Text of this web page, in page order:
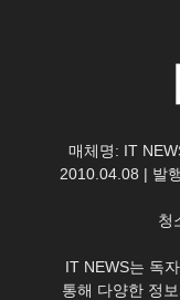
매체명: IT
2010.04.08 | 발
청
IT NEWS는 독
통해 다양한 정